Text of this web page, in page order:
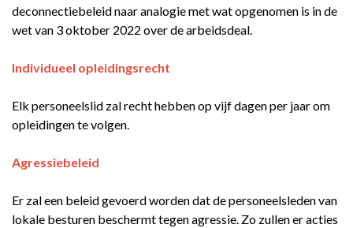
deconnectiebeleid naar analogie met wat opgenomen is in de
wet van 3 oktober 2022 over de arbeidsdeal.
Individueel opleidingsrecht
Elk personeelslid zal recht hebben op vijf dagen per jaar om
opleidingen te volgen.
Agressiebeleid
Er zal een beleid gevoerd worden dat de personeelsleden van
lokale besturen beschermt tegen agressie. Zo zullen er acties